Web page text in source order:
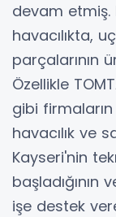
devam etmiş.
havacılıkta,
parçalarının
Özellikle
gibi
havacılık ve
Kayseri'nin
işe destek